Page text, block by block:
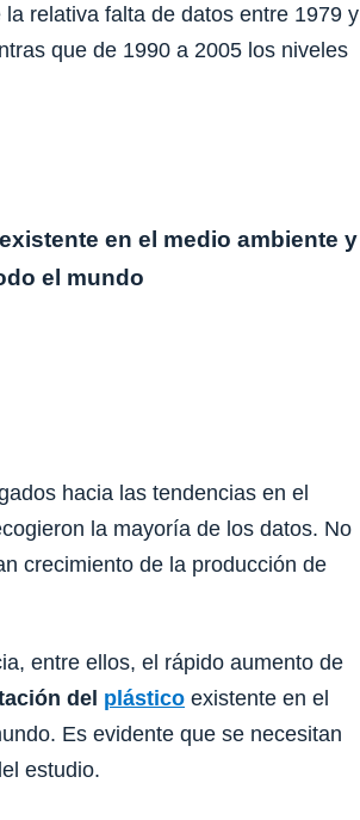
relativa falta de datos entre 1979 y
que de 1990 a 2005 los niveles
en el medio ambiente y
el mundo
hacia las tendencias en el
la mayoría de los datos. No
crecimiento de la producción de
entre ellos, el rápido aumento de
del plástico existente en el
Es evidente que se necesitan
estudio.